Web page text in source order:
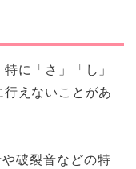
に「さ」「し」
行えないことがあ
破裂音などの特